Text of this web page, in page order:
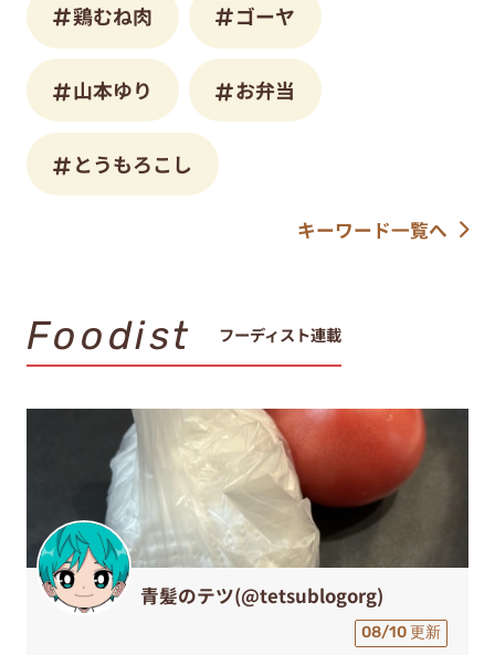
鶏むね肉 ゴーヤ
山本ゆり お弁当
とうもろこし
キーワード一覧へ
Foodist フーディスト連載
青髪のテツ(@tetsublogorg)
08/10 更新